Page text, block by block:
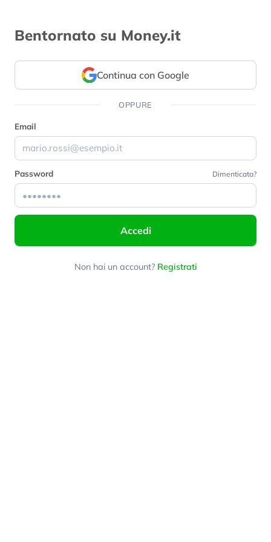
Bentornato su Money.it
Continua con Google
OPPURE
Email
Password Dimenticata?
Accedi
Non hai un account? Registrati